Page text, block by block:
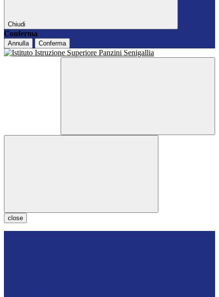
Chiudi
Conferma
Annulla Conferma
close